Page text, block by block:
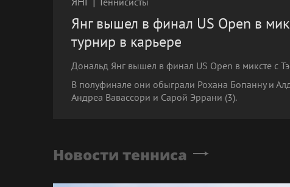
Янг вышел в финал US Open в
турнир в карьере
Дональд Янг вышел в финал US Open в миксте с
В полуфинале они обыграли Рохана Бопанну и
Андреа Вавассори и Сарой Эррани (3).
Новости тенниса